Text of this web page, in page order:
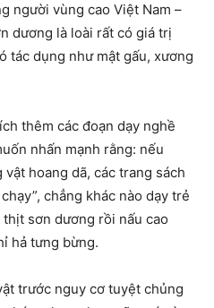
người vùng cao Việt Nam –
dương là loài rất có giá trị
tác dụng như mật gấu, xương
thêm các đoạn dạy nghề
nhấn mạnh rằng: nếu
hoang dã, các trang sách
chẳng khác nào dạy trẻ
sơn dương rồi nấu cao
hả tưng bừng.
trước nguy cơ tuyệt chủng